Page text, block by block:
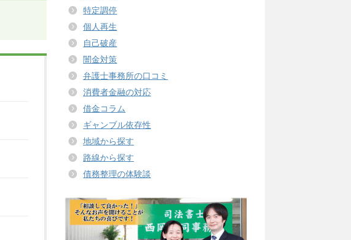
特定調停
個人再生
自己破産
闇金対策
弁護士事務所の口コミ
消費者金融の対応
借金コラム
ギャンブル依存性
地域から探す
路線から探す
債務整理の体験談